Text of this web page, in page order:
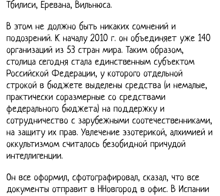
Тбилиси, Еревана, Вильнюса.
В этом не должно быть никаких сомнений и
подозрений. К началу 2010 г. он объединяет уже 140
организаций из 53 стран мира. Таким образом,
столица сегодня стала единственным субъектом
Российской Федерации, у которого отдельной
строкой в бюджете выделены средства (и немалые,
практически соразмерные со средствами
федерального бюджета) на поддержку и
сотрудничество с зарубежными соотечественниками,
на защиту их прав. Увлечение эзотерикой, алхимией и
оккультизмом считалось безобидной причудой
интеллигенции.
Он все оформил, сфотографировал, сказал, что все
документы отправит в ННовгород в офис. В Испании